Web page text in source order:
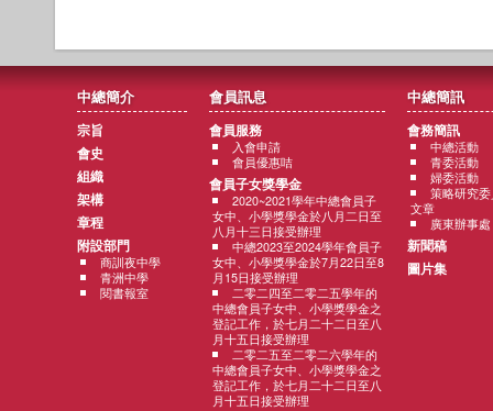
中總簡介
宗旨
會史
組織
架構
章程
附設部門
商訓夜中學
青洲中學
閱書報室
會員訊息
會員服務
入會申請
會員優惠咭
會員子女獎學金
2020~2021學年中總會員子
女中、小學獎學金於八月二日至
八月十三日接受辦理
中總2023至2024學年會員子
女中、小學獎學金於7月22日至8
月15日接受辦理
二零二四至二零二五學年的
中總會員子女中、小學獎學金之
登記工作，於七月二十二日至八
月十五日接受辦理
二零二五至二零二六學年的
中總會員子女中、小學獎學金之
登記工作，於七月二十二日至八
月十五日接受辦理
中總簡訊
會務簡訊
中總活動
青委活動
婦委活動
策略研究
文章
廣東辦事處
新聞稿
圖片集